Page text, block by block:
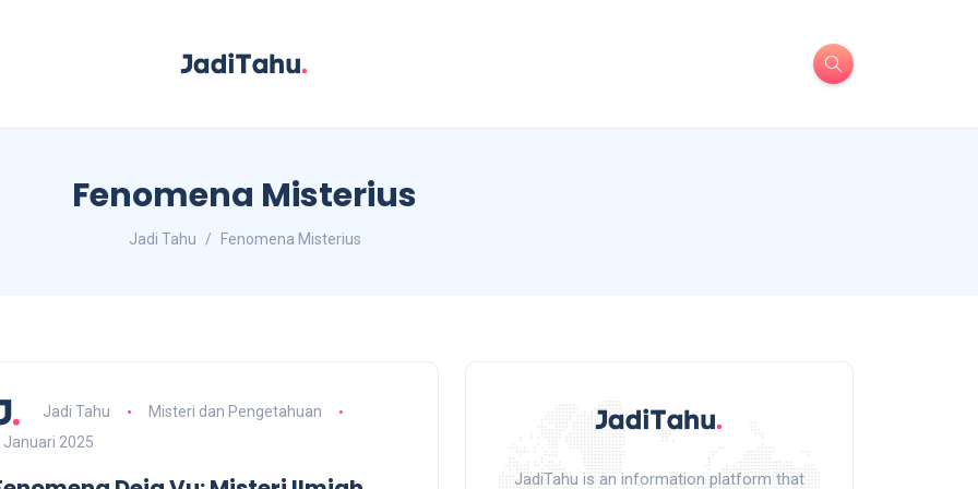
Fenomena Misterius
Jadi Tahu Fenomena Misterius
Jadi Tahu
Misteri dan Pengetahuan
Januari 2025
JadiTahu is an information platform that